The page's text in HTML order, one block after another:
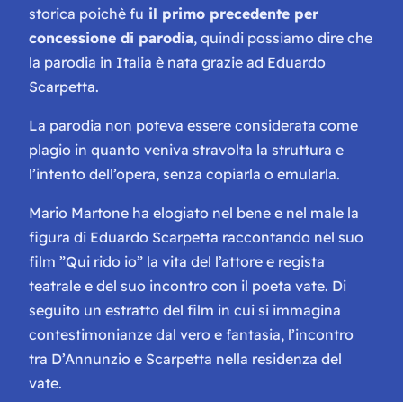
storica poichè fu il primo precedente per
concessione di parodia, quindi possiamo dire che
la parodia in Italia è nata grazie ad Eduardo
Scarpetta.
La parodia non poteva essere considerata come
plagio in quanto veniva stravolta la struttura e
l’intento dell’opera, senza copiarla o emularla.
Mario Martone ha elogiato nel bene e nel male la
figura di Eduardo Scarpetta raccontando nel suo
film ”Qui rido io” la vita del l’attore e regista
teatrale e del suo incontro con il poeta vate. Di
seguito un estratto del film in cui si immagina
contestimonianze dal vero e fantasia, l’incontro
tra D’Annunzio e Scarpetta nella residenza del
vate.